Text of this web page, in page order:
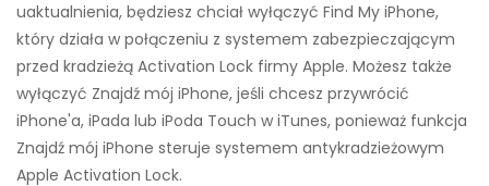
uaktualnienia, będziesz chciał wyłączyć Find My iPhone,
który działa w połączeniu z systemem zabezpieczającym
przed kradzieżą Activation Lock firmy Apple. Możesz także
wyłączyć Znajdź mój iPhone, jeśli chcesz przywrócić
iPhone'a, iPada lub iPoda Touch w iTunes, ponieważ funkcja
Znajdź mój iPhone steruje systemem antykradzieżowym
Apple Activation Lock.